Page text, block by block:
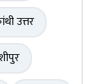
उत्तर